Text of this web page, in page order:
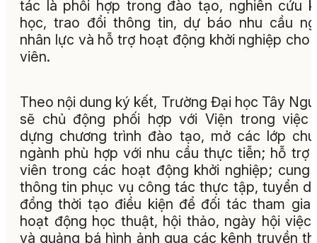
tác là phối hợp trong đào tạo, nghiên cứu
học, trao đổi thông tin, dự báo nhu cầu
nhân lực và hỗ trợ hoạt động khởi nghiệp cho
viên.
Theo nội dung ký kết, Trường Đại học Tây
sẽ chủ động phối hợp với Viện trong việc
dựng chương trình đào tạo, mở các lớp
ngành phù hợp với nhu cầu thực tiễn; hỗ trợ
viên trong các hoạt động khởi nghiệp; cung
thông tin phục vụ công tác thực tập, tuyển
đồng thời tạo điều kiện để đối tác tham gia
hoạt động học thuật, hội thảo, ngày hội việc
và quảng bá hình ảnh qua các kênh truyền